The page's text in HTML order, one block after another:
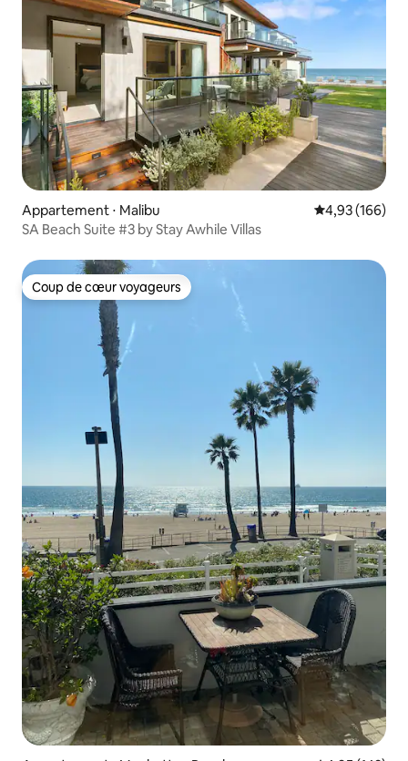
Appartement ⋅ Malibu Évaluation
4,93 (166)
SA Beach Suite #3 by Stay Awhile Villas
Coup de cœur voyageurs
Coup de cœur voyageurs